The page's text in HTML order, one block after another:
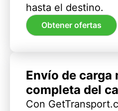
hasta el destino.
Obtener ofertas
Envío de carga
completa del
Con